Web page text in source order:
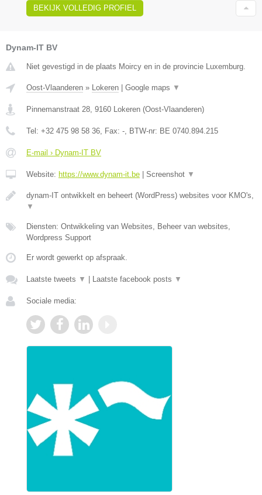
BEKIJK VOLLEDIG PROFIEL
Dynam-IT BV
Niet gevestigd in de plaats Moircy en in de provincie Luxemburg.
Oost-Vlaanderen » Lokeren | Google maps ▼
Pinnemanstraat 28 9160 Lokeren (Oost-Vlaanderen)
Tel: +32 475 98 58 36 , Fax: - , BTW-nr: BE 0740.894.215
E-mail › Dynam-IT BV
Website: https://www.dynam-it.be | Screenshot ▼
dynam-IT ontwikkelt en beheert (WordPress) websites voor KMO's,
▼
Diensten: Ontwikkeling van Websites, Beheer van websites,
Wordpress Support
Er wordt gewerkt op afspraak.
Laatste tweets ▼ | Laatste facebook posts ▼
Sociale media: